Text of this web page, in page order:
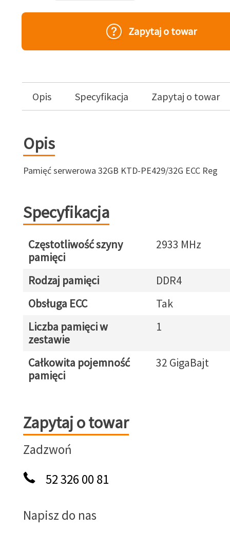
Zapytaj o towar
Opis Specyfikacja Zapytaj o towar
Opis
Pamięć serwerowa 32GB KTD-PE429/32G ECC Reg
Specyfikacja
Częstotliwość szyny
pamięci
2933 MHz
Rodzaj pamięci
DDR4
Obsługa ECC
Tak
Liczba pamięci w
zestawie
1
Całkowita pojemność
pamięci
32 GigaBajt
Zapytaj o towar
Zapytaj o towar
Zadzwoń
52 326 00 81
Napisz do nas